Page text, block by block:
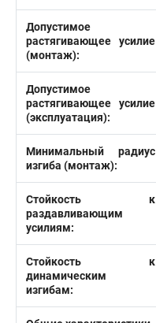
Допустимое
растягивающее усилие
(монтаж):
Допустимое
растягивающее усилие
(эксплуатация):
Минимальный радиус
изгиба (монтаж):
Стойкость к
раздавливающим
усилиям:
Стойкость к
динамическим
изгибам: